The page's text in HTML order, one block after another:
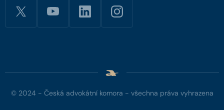
© 2024 - Česká advokátní komora - všechna práva vyhrazena